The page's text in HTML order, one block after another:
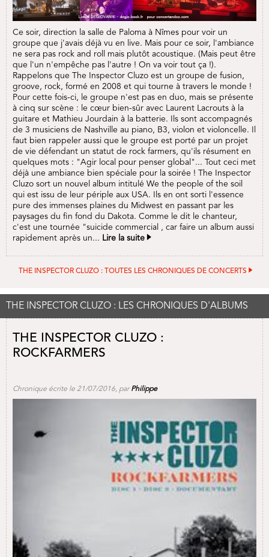
Ce soir, direction la salle de Paloma à Nîmes pour voir un
groupe que j'avais déjà vu en live. Mais pour ce soir, l'ambiance
ne sera pas rock and roll mais plutôt acoustique. (Mais peut être
que l'un n'empêche pas l'autre ! On va voir tout ça !).
Rappelons que The Inspector Cluzo est un groupe de fusion,
groove, rock, formé en 2008 et qui tourne à travers le monde !
Pour cette fois-ci, le groupe n'est pas en duo, mais se présente
à cinq sur scène : le cœur bien-sûr avec Laurent Lacrouts à la
guitare et Mathieu Jourdain à la batterie. Ils sont accompagnés
de 3 musiciens de Nashville au piano, B3, violon et violoncelle. Il
faut bien rappeler aussi que le groupe est porté par un projet
de vie défendant un statut de rock farmers, qu'ils résument en
quelques mots : "Agir local pour penser global"... Tout ceci met
déjà une ambiance bien spéciale pour la soirée ! The Inspector
Cluzo sort un nouvel album intitulé We the people of the soil
qui est issu de leur périple aux USA. Ils en ont sorti l'essence
pure des immenses plaines du Midwest en passant par les
paysages du fin fond du Dakota. Comme le dit le chanteur,
c'est une tournée "suicide commercial , car faire un album aussi
rapidement après un... Lire la suite
THE INSPECTOR CLUZO : TOUTES LES CHRONIQUES DE CONCERTS
THE INSPECTOR CLUZO : LES CHRONIQUES D'ALBUMS
THE INSPECTOR CLUZO :
ROCKFARMERS
Chronique écrite le 21/07/2016, parPhilippe